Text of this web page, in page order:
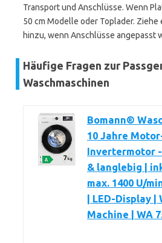
Transport und Anschlüsse. Wenn
50 cm Modelle oder Toplader.
hinzu, wenn Anschlüsse angepasst
Häufige Fragen zur
Waschmaschinen
Bomann®
10 Jahre
Invertermotor
& langlebig |
max. 1400 U/
| LED-Display |
Machine | WA